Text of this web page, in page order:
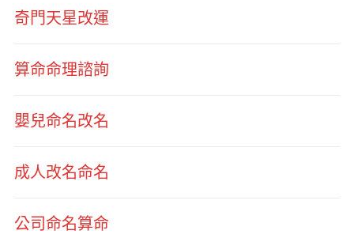
奇門天星改運
算命命理諮詢
嬰兒命名改名
成人改名命名
公司命名算命